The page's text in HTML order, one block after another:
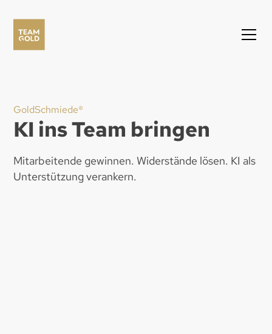
GoldSchmiede®
KI ins Team bringen
Mitarbeitende gewinnen. Widerstände lösen. KI als
Unterstützung verankern.